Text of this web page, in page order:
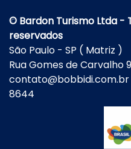
© Bardon Turismo Ltda -
reservados
São Paulo - SP ( Matriz )
Rua Gomes de Carvalho
contato@bobbidi.com.br
8644